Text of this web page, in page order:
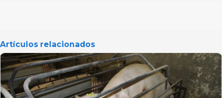
Artículos relacionados